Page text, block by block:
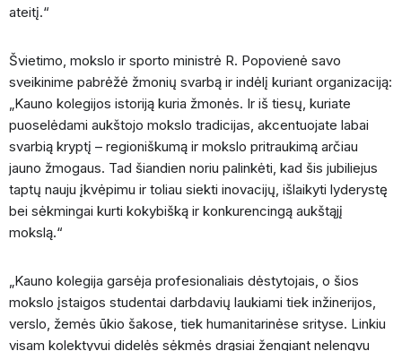
ateitį.“
Švietimo, mokslo ir sporto ministrė R. Popovienė savo
sveikinime pabrėžė žmonių svarbą ir indėlį kuriant organizaciją:
„Kauno kolegijos istoriją kuria žmonės. Ir iš tiesų, kuriate
puoselėdami aukštojo mokslo tradicijas, akcentuojate labai
svarbią kryptį – regioniškumą ir mokslo pritraukimą arčiau
jauno žmogaus. Tad šiandien noriu palinkėti, kad šis jubiliejus
taptų nauju įkvėpimu ir toliau siekti inovacijų, išlaikyti lyderystę
bei sėkmingai kurti kokybišką ir konkurencingą aukštąjį
mokslą.“
„Kauno kolegija garsėja profesionaliais dėstytojais, o šios
mokslo įstaigos studentai darbdavių laukiami tiek inžinerijos,
verslo, žemės ūkio šakose, tiek humanitarinėse srityse. Linkiu
visam kolektyvui didelės sėkmės drąsiai žengiant nelengvu